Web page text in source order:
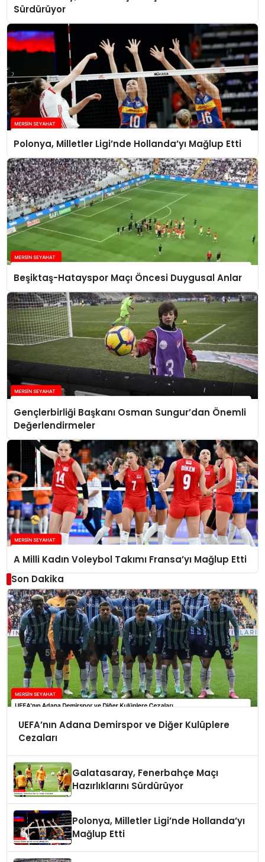
Sürdürüyor
Polonya, Milletler Ligi’nde Hollanda’yı Mağlup Etti
Beşiktaş-Hatayspor Maçı Öncesi Duygusal Anlar
Gençlerbirliği Başkanı Osman Sungur’dan Önemli
Değerlendirmeler
A Milli Kadın Voleybol Takımı Fransa’yı Mağlup Etti
Son Dakika
UEFA’nın Adana Demirspor ve Diğer Kulüplere
Cezaları
Galatasaray, Fenerbahçe Maçı
Hazırlıklarını Sürdürüyor
Polonya, Milletler Ligi’nde Hollanda’yı
Mağlup Etti